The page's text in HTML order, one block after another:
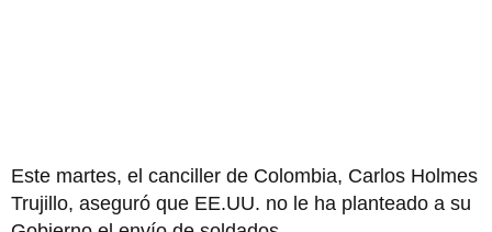
Este martes, el canciller de Colombia, Carlos Holmes
Trujillo, aseguró que EE.UU. no le ha planteado a su